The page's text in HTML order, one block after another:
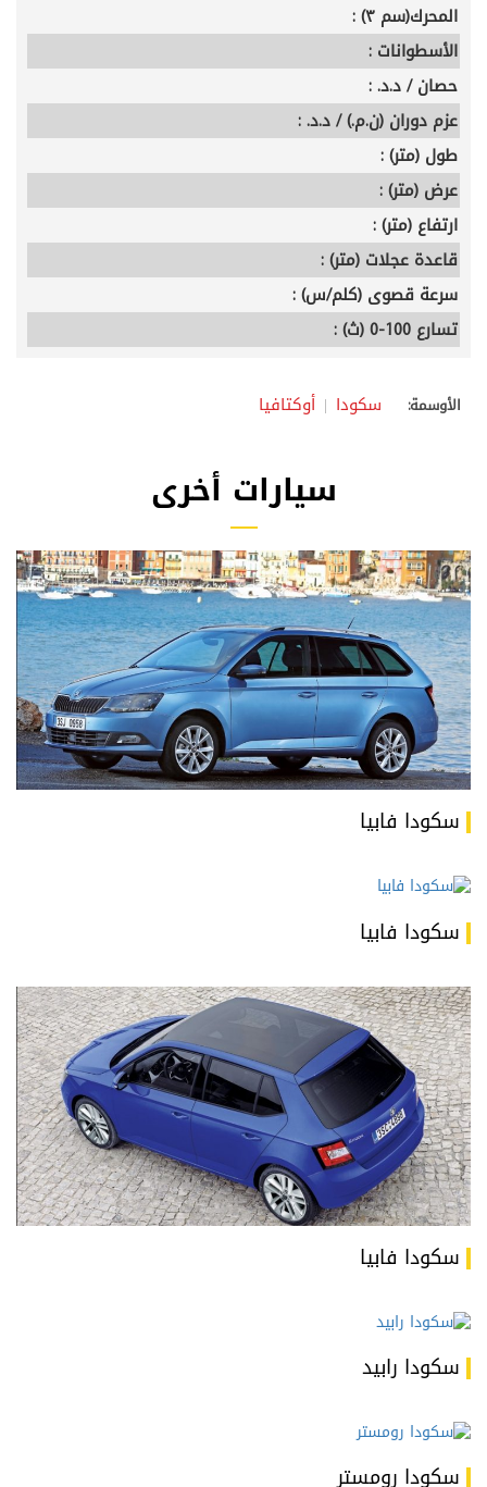
المحرك(سم ٣) :
الأسطوانات :
حصان / د.د. :
عزم دوران (ن.م.) / د.د. :
طول (متر) :
عرض (متر) :
ارتفاع (متر) :
قاعدة عجلات (متر) :
سرعة قصوى (كلم/س) :
تسارع 100-0 (ث) :
الأوسمة: سكودا أوكتافيا
سيارات أخرى
سكودا فابيا
سكودا فابيا
سكودا فابيا
سكودا رابيد
سكودا رومستر